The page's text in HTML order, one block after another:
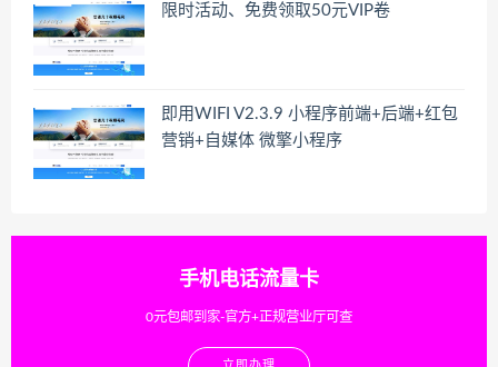
限时活动、免费领取50元VIP卷
即用WIFI V2.3.9 小程序前端+后端+红包
营销+自媒体 微擎小程序
手机电话流量卡
0元包邮到家-官方+正规营业厅可查